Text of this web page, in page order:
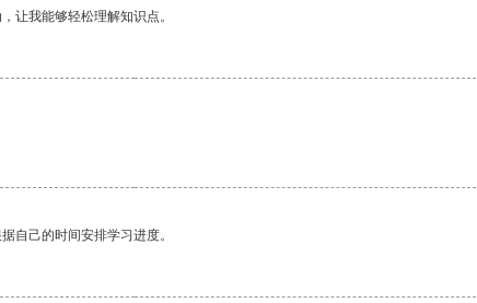
让我能够轻松理解知识点。
自己的时间安排学习进度。